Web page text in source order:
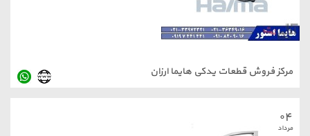
قطعات یدکی هایما ارزان